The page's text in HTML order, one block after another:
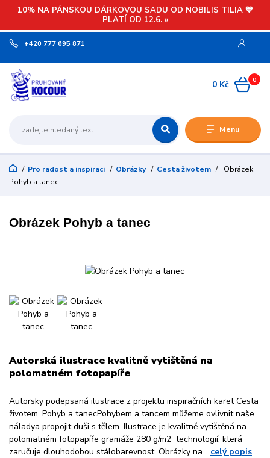
10% NA PÁNSKOU DÁRKOVOU SADU OD NOBILIS TILIA 💙
PLATÍ OD 12.6. »
Menu
+420 777 695 871
0
0 Kč
Pro radost a inspiraci Obrázky Cesta životem
Obrázek
Pohyb a tanec
Obrázek Pohyb a tanec
Autorská ilustrace kvalitně vytištěná na
polomatném fotopapíře
Autorsky podepsaná ilustrace z projektu inspiračních karet Cesta
životem. Pohyb a tanecPohybem a tancem můžeme ovlivnit naše
náladya propojit duši s tělem. Ilustrace je kvalitně vytištěná na
polomatném fotopapíře gramáže 280 g/m2 technologií, která
zaručuje dlouhodobou stálobarevnost. Obrázky na... celý popis